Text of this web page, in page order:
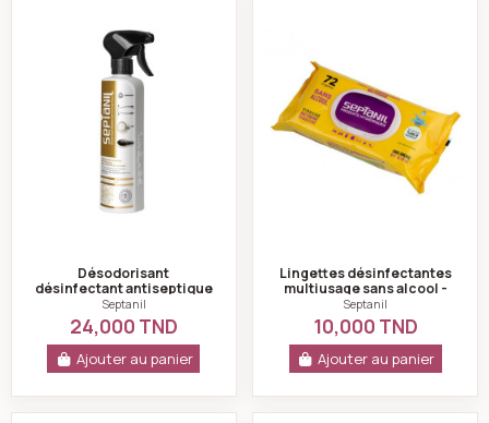
Désodorisant
désinfectant antiseptique
vanille crème septanil-
500ml
Septanil
24,000 TND
Ajouter au panier
Lingettes désinfectantes
multiusage sans alcool -
Septanil
Septanil
10,000 TND
Ajouter au panier